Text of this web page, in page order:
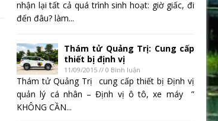
nhận lại tất cả quá trình sinh hoạt: giờ giấc, đi
đến đâu? làm...
Thám tử Quảng Trị: Cung cấp
thiết bị định vị
11/09/2015 // 0 Bình luận
Thám tử Quảng Trị cung cấp thiết bị Định vị
quản lý cá nhân – Định vị ô tô, xe máy ”
KHÔNG CẦN...